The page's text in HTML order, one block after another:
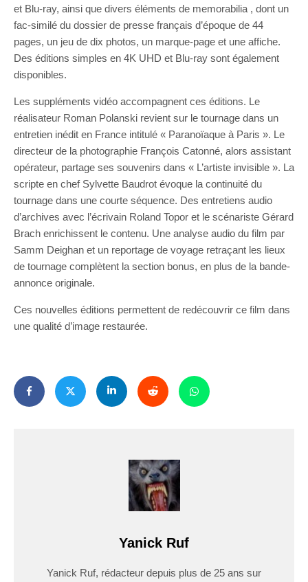
et Blu-ray, ainsi que divers éléments de memorabilia , dont un
fac-similé du dossier de presse français d’époque de 44
pages, un jeu de dix photos, un marque-page et une affiche.
Des éditions simples en 4K UHD et Blu-ray sont également
disponibles.
Les suppléments vidéo accompagnent ces éditions. Le
réalisateur Roman Polanski revient sur le tournage dans un
entretien inédit en France intitulé « Paranoïaque à Paris ». Le
directeur de la photographie François Catonné, alors assistant
opérateur, partage ses souvenirs dans « L’artiste invisible ». La
scripte en chef Sylvette Baudrot évoque la continuité du
tournage dans une courte séquence. Des entretiens audio
d’archives avec l’écrivain Roland Topor et le scénariste Gérard
Brach enrichissent le contenu. Une analyse audio du film par
Samm Deighan et un reportage de voyage retraçant les lieux
de tournage complètent la section bonus, en plus de la bande-
annonce originale.
Ces nouvelles éditions permettent de redécouvrir ce film dans
une qualité d’image restaurée.
Yanick Ruf
Yanick Ruf, rédacteur depuis plus de 25 ans sur